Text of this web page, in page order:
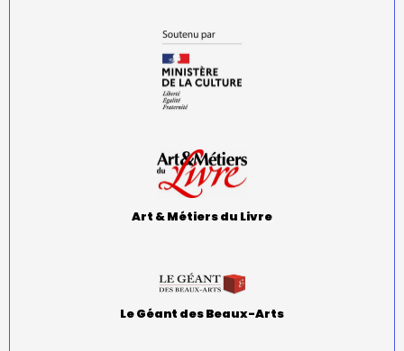
Art & Métiers du Livre
Le Géant des Beaux-Arts